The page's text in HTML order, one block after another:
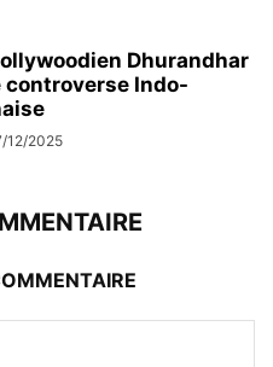
Dhurandhar
controverse Indo-
12/2025